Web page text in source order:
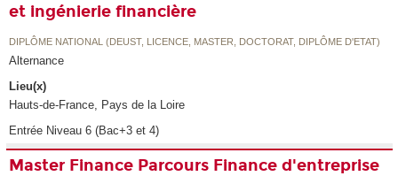
et ingénierie financière
DIPLÔME NATIONAL (DEUST, LICENCE, MASTER, DOCTORAT, DIPLÔME D'ETAT)
Alternance
Lieu(x)
Hauts-de-France, Pays de la Loire
Entrée Niveau 6 (Bac+3 et 4)
Master Finance Parcours Finance d'entreprise